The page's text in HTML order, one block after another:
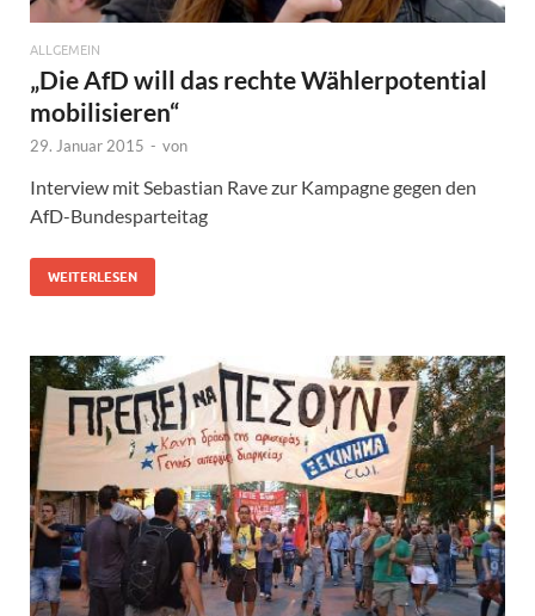
ALLGEMEIN
„Die AfD will das rechte Wählerpotential
mobilisieren“
29. Januar 2015 - von
Interview mit Sebastian Rave zur Kampagne gegen den
AfD-Bundesparteitag
WEITERLESEN